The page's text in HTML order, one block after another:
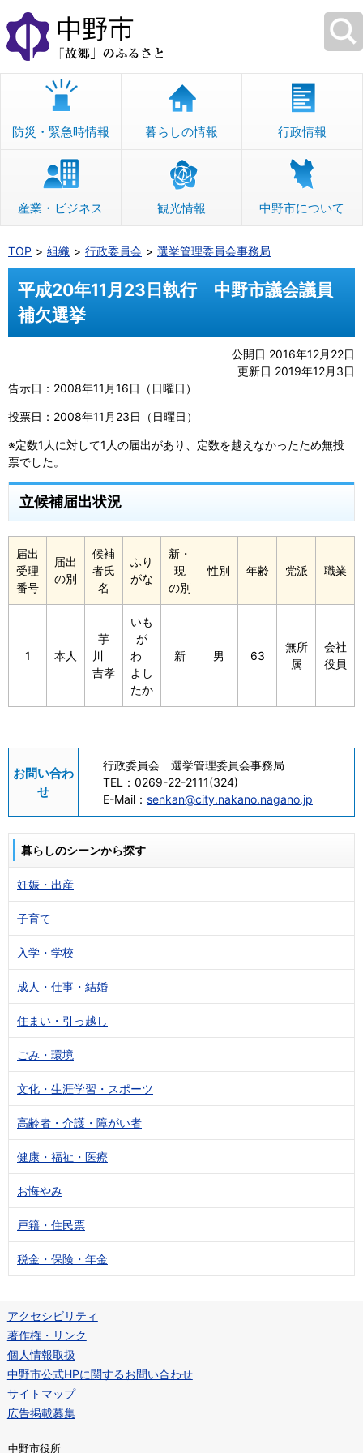
本
文
へ
移
防災・緊急時情報 暮らしの情報 行政情報
産業・ビジネス 観光情報 中野市について
TOP 組織 行政委員会 選挙管理委員会事務局
平成20年11月23日執行 中野市議会議員
補欠選挙
公開日 2016年12月22日
更新日 2019年12月3日
告示日：2008年11月16日（日曜日）
投票日：2008年11月23日（日曜日）
※定数1人に対して1人の届出があり、定数を越えなかったため無投
票でした。
立候補届出状況
届出
受理
番号
届出
の別
候補
者氏
名
ふり
がな
新・
現
の別
性別 年齢 党派 職業
1 本人
芋
川
吉孝
いも
が
わ
よし
たか
新 男 63
無所
属
会社
役員
お問い合わ
せ
行政委員会 選挙管理委員会事務局
TEL： 0269-22-2111(324)
E-Mail： senkan@city.nakano.nagano.jp
暮らしのシーンから探す
妊娠・出産
子育て
入学・学校
成人・仕事・結婚
住まい・引っ越し
ごみ・環境
文化・生涯学習・スポーツ
高齢者・介護・障がい者
健康・福祉・医療
お悔やみ
戸籍・住民票
税金・保険・年金
アクセシビリティ
著作権・リンク
個人情報取扱
中野市公式HPに関するお問い合わせ
サイトマップ
広告掲載募集
中野市役所